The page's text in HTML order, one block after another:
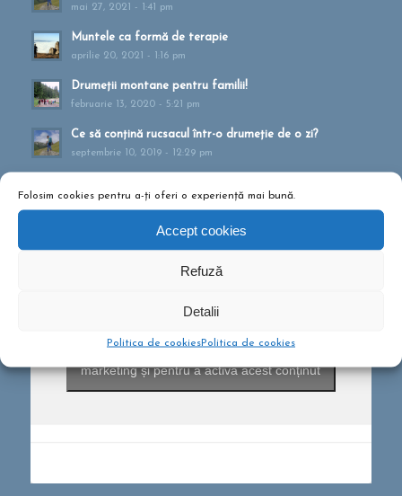
Folosim cookies pentru a-ți oferi o experiență mai bună.
Accept cookies
Refuză
Detalii
Politica de cookiesPolitica de cookies
mai 27, 2021 - 1:41 pm
Muntele ca formă de terapie
aprilie 20, 2021 - 1:16 pm
Drumeții montane pentru familii!
februarie 13, 2020 - 5:21 pm
Ce să conțină rucsacul într-o drumeție de o zi?
septembrie 10, 2019 - 12:29 pm
Dă clic pentru a accepta cookie-urile pentru
marketing și pentru a activa acest conținut